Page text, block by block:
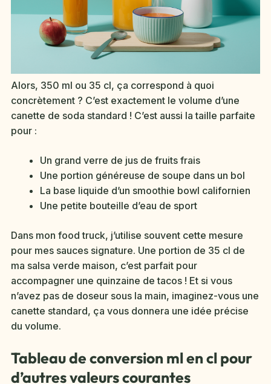
Alors, 350 ml ou 35 cl, ça correspond à quoi
concrètement ? C’est exactement le volume d’une
canette de soda standard ! C’est aussi la taille parfaite
pour :
Un grand verre de jus de fruits frais
Une portion généreuse de soupe dans un bol
La base liquide d’un smoothie bowl californien
Une petite bouteille d’eau de sport
Dans mon food truck, j’utilise souvent cette mesure
pour mes sauces signature. Une portion de 35 cl de
ma salsa verde maison, c’est parfait pour
accompagner une quinzaine de tacos ! Et si vous
n’avez pas de doseur sous la main, imaginez-vous une
canette standard, ça vous donnera une idée précise
du volume.
Tableau de conversion ml en cl pour
d’autres valeurs courantes